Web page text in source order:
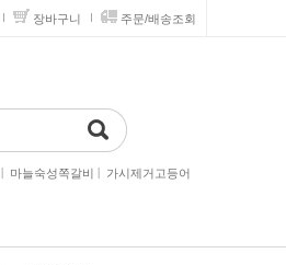
장바구니 주문/배송조회
| 마늘숙성쪽갈비 | 가시제거고등어